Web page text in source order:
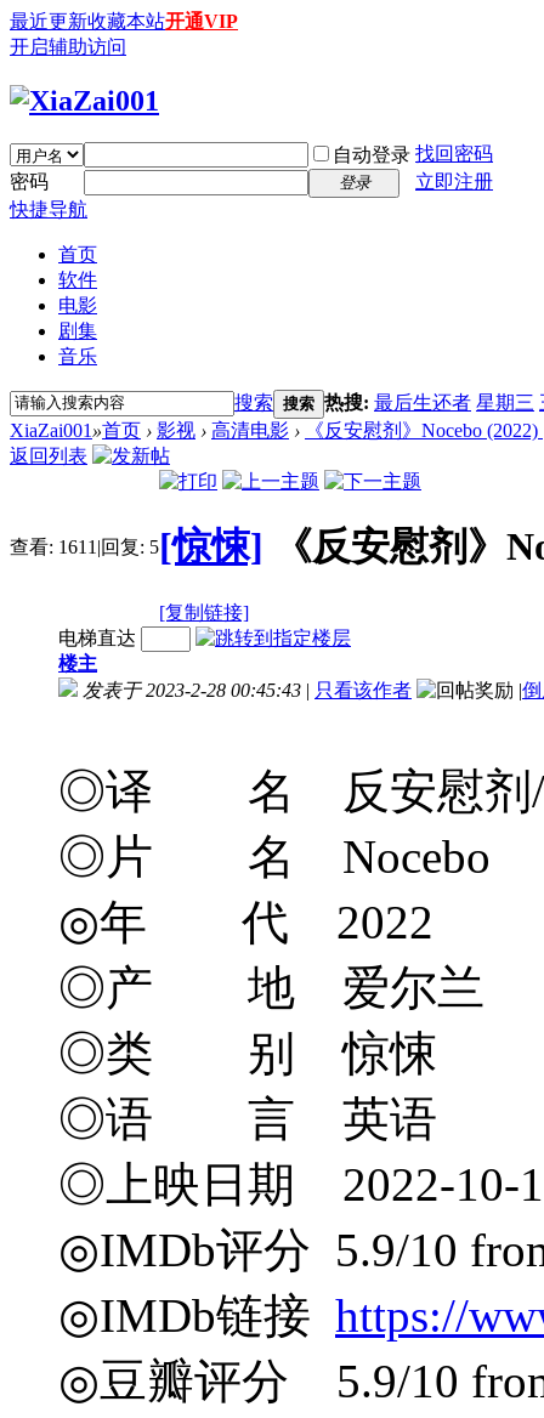
最近更新收藏本站开通VIP
开启辅助访问
自动登录 找回密码
密码
登录
立即注册
快捷导航
首页
软件
电影
剧集
音乐
搜索 搜索 热搜: 最后生还者 星期三
XiaZai001 »首页 › 影视 › 高清电影 ›
《反安慰剂》Nocebo
返回列表
查看: 1611 |回复: 5[惊悚] 《反安慰剂》
[复制链接]
电梯直达
楼主
发表于 2023-2-28 00:45:43 | 只看该作者 |
◎译 名 反安慰剂/
◎片 名 Nocebo
◎年 代 2022
◎产 地 爱尔兰
◎类 别 惊悚
◎语 言 英语
◎上映日期 2022-10-
◎IMDb评分 5.9/10
◎IMDb链接 https://
◎豆瓣评分 5.9/10